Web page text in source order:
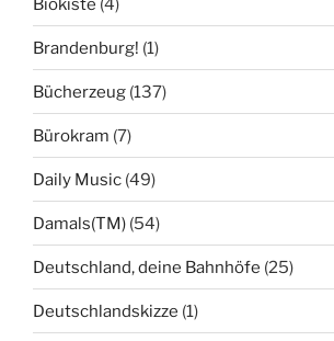
Biokiste (4)
Brandenburg! (1)
Bücherzeug (137)
Bürokram (7)
Daily Music (49)
Damals(TM) (54)
Deutschland, deine Bahnhöfe (25)
Deutschlandskizze (1)